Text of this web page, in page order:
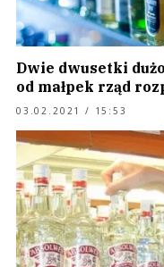
Dwie dwusetki
od małpek rząd
03.02.2021 / 15:53